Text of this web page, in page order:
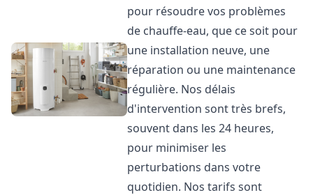
pour résoudre vos problèmes
de chauffe-eau, que ce soit pour
une installation neuve, une
réparation ou une maintenance
régulière. Nos délais
d'intervention sont très brefs,
souvent dans les 24 heures,
pour minimiser les
perturbations dans votre
quotidien. Nos tarifs sont